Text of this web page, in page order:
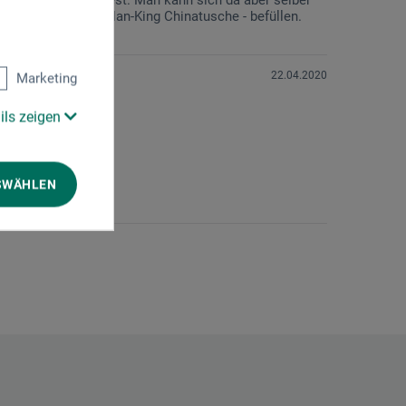
Marketing
zeigen
& Bourgeois Nan-King Chinatusche - befüllen.
22.04.2020